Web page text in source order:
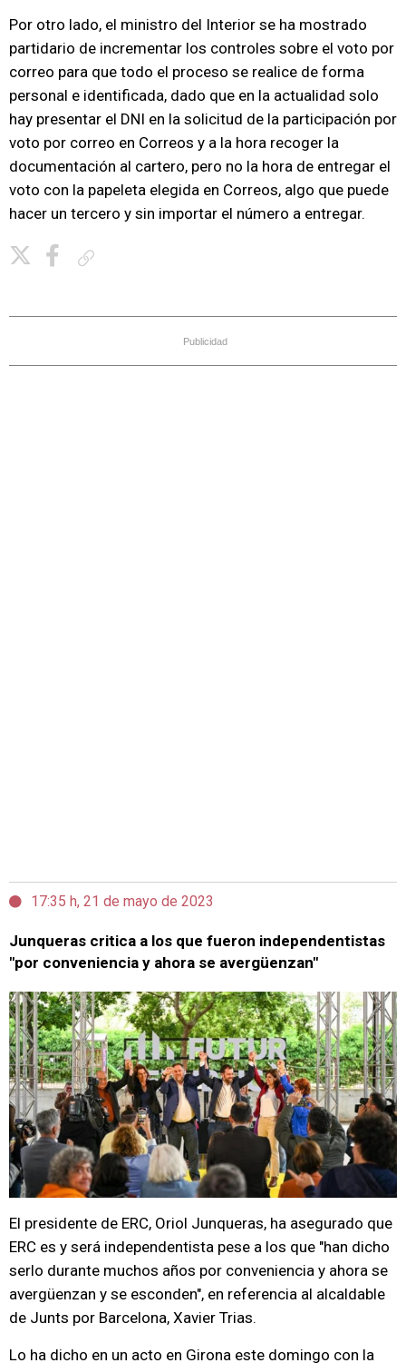
Por otro lado, el ministro del Interior se ha mostrado
partidario de incrementar los controles sobre el voto por
correo para que todo el proceso se realice de forma
personal e identificada, dado que en la actualidad solo
hay presentar el DNI en la solicitud de la participación por
voto por correo en Correos y a la hora recoger la
documentación al cartero, pero no la hora de entregar el
voto con la papeleta elegida en Correos, algo que puede
hacer un tercero y sin importar el número a entregar.
Publicidad
17:35 h, 21 de mayo de 2023
Junqueras critica a los que fueron independentistas
"por conveniencia y ahora se avergüenzan"
El presidente de ERC, Oriol Junqueras, ha asegurado que
ERC es y será independentista pese a los que "han dicho
serlo durante muchos años por conveniencia y ahora se
avergüenzan y se esconden", en referencia al alcaldable
de Junts por Barcelona, Xavier Trias.
Lo ha dicho en un acto en Girona este domingo con la